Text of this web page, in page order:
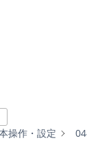
操作・設定